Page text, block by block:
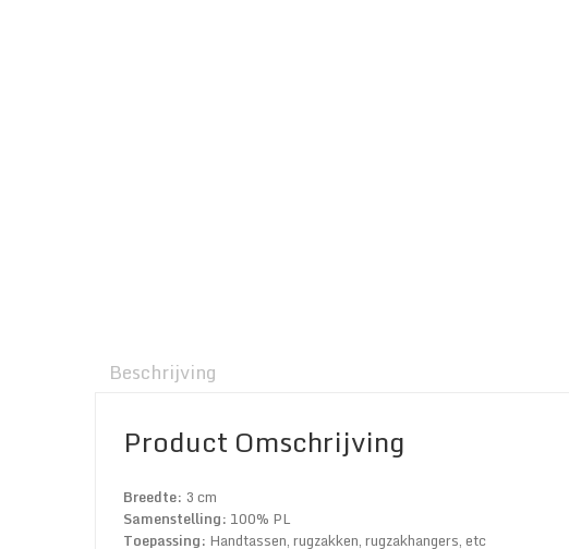
Beschrijving
Product Omschrijving
Breedte: 3 cm
Samenstelling: 100% PL
Toepassing: Handtassen, rugzakken, rugzakhangers, etc